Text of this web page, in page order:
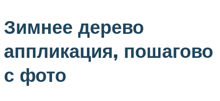
Зимнее дерево
аппликация, пошагово
с фото